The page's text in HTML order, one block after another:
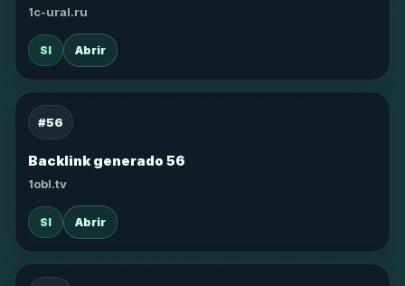
1c-ural.ru
SI Abrir
#56
Backlink generado 56
1obl.tv
SI Abrir